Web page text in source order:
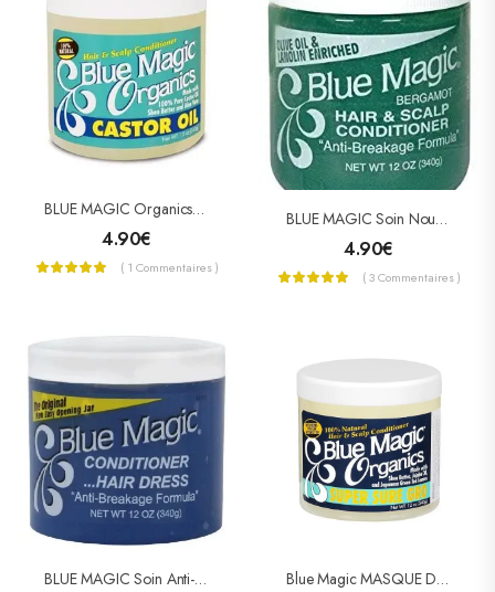
BLUE MAGIC Organics Soin À L’huile De Ricin (Castor Oil)
4.90€
( 1 Commentaires )
BLUE MAGIC Soin Nourrissant À La Bergamote (Hair & Scalp Conditioner)
4.90€
( 3 Commentaires )
BLUE MAGIC Soin Anti-Casse (Conditioner Hair Dress) Blue Magic MASQUE DE CROISSANCE SUPER SURE GRO